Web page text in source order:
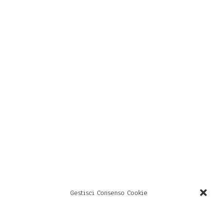
Gestisci Consenso Cookie